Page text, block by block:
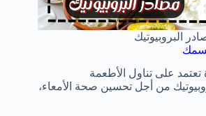
البروبيوتيك
تعتمد على تناول الأطعمة
من أجل تحسين صحة الأمعاء،